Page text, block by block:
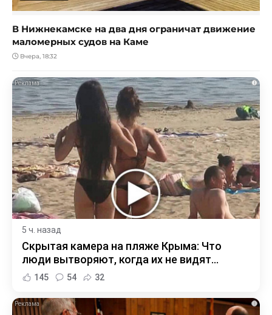
В Нижнекамске на два дня ограничат движение
маломерных судов на Каме
Вчера, 18:32
i
5 ч. назад
Скрытая камера на пляже Крыма: Что
люди вытворяют, когда их не видят...
145 54 32
i